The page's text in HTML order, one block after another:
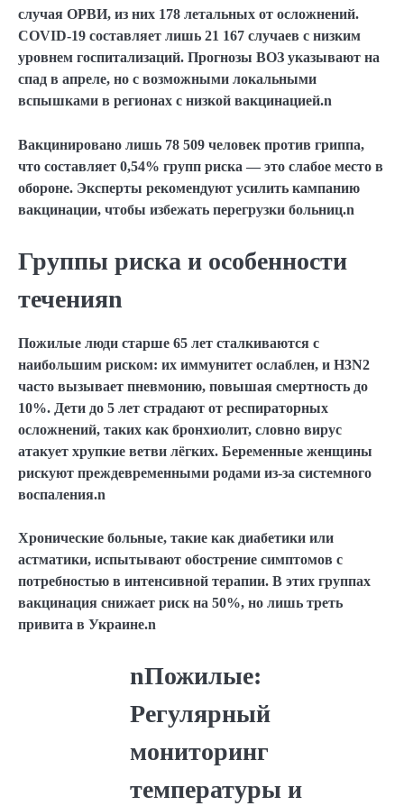
случая ОРВИ, из них 178 летальных от осложнений.
COVID-19 составляет лишь 21 167 случаев с низким
уровнем госпитализаций. Прогнозы ВОЗ указывают на
спад в апреле, но с возможными локальными
вспышками в регионах с низкой вакцинацией.n
Вакцинировано лишь 78 509 человек против гриппа,
что составляет 0,54% групп риска — это слабое место в
обороне. Эксперты рекомендуют усилить кампанию
вакцинации, чтобы избежать перегрузки больниц.n
Группы риска и особенности
теченияn
Пожилые люди старше 65 лет сталкиваются с
наибольшим риском: их иммунитет ослаблен, и H3N2
часто вызывает пневмонию, повышая смертность до
10%. Дети до 5 лет страдают от респираторных
осложнений, таких как бронхиолит, словно вирус
атакует хрупкие ветви лёгких. Беременные женщины
рискуют преждевременными родами из-за системного
воспаления.n
Хронические больные, такие как диабетики или
астматики, испытывают обострение симптомов с
потребностью в интенсивной терапии. В этих группах
вакцинация снижает риск на 50%, но лишь треть
привита в Украине.n
nПожилые:
Регулярный
мониторинг
температуры и